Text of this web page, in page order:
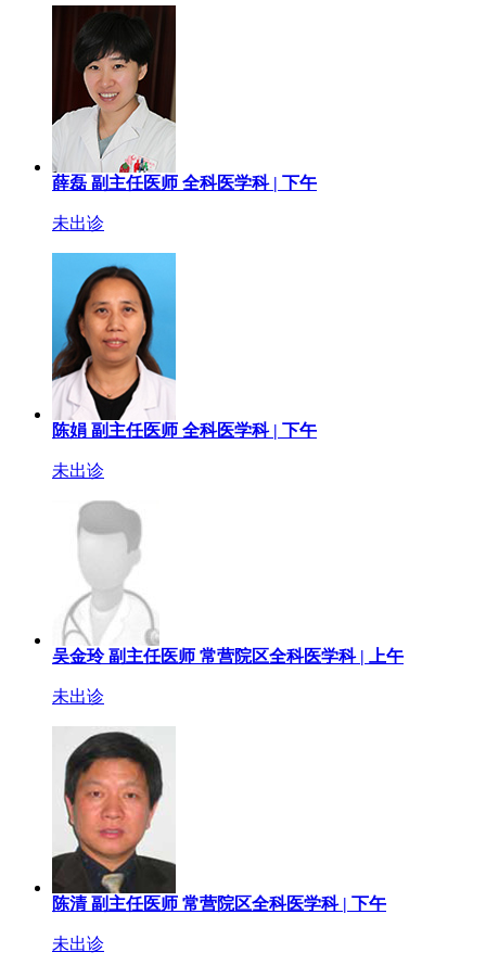
薛磊 副主任医师 全科医学科 | 下午
未出诊
陈娟 副主任医师 全科医学科 | 下午
未出诊
吴金玲副主任医师 常营院区全科医学科 | 上午
未出诊
陈清副主任医师 常营院区全科医学科 | 下午
未出诊